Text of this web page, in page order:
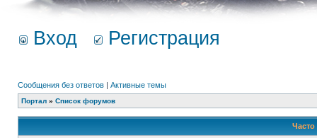
Вход Регистрация
Сообщения без ответов | Активные темы
Портал » Список форумов